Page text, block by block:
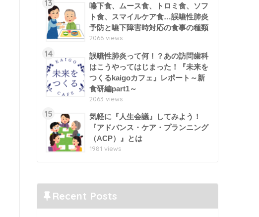
13
嚥下食、ムース食、トロミ食、ソフ
ト食、スマイルケア食…誤嚥性肺炎
予防と嚥下障害時対応の食事の種類
2066 views
14
誤嚥性肺炎って何！？あの訪問歯科
はこうやってはじまった！『未来を
つくるkaigoカフェ』レポート～新
食研編part1～
2063 views
15
気軽に『人生会議』してみよう！
『アドバンス・ケア・プランニング
（ACP）』とは
1981 views
Recent Posts